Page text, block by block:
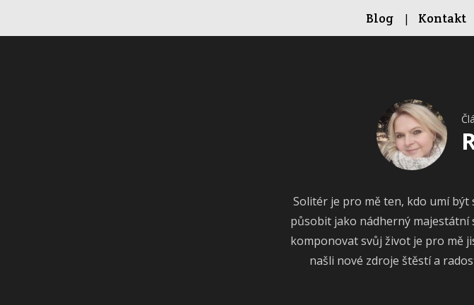
Blog Kontakt
Solitér je pro mě ten, kdo umí
působit jako nádherný
komponovat svůj život je pro mě
našli nové zdroje štěstí a